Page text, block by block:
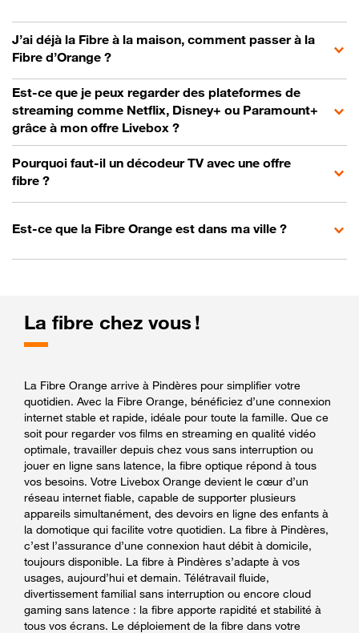
J’ai déjà la Fibre à la maison, comment passer à la
Fibre d’Orange ?
Est-ce que je peux regarder des plateformes de
streaming comme Netflix, Disney+ ou Paramount+
grâce à mon offre Livebox ?
Pourquoi faut-il un décodeur TV avec une offre
fibre ?
Est-ce que la Fibre Orange est dans ma ville ?
La fibre chez vous !
La Fibre Orange arrive à Pindères pour simplifier votre
quotidien. Avec la Fibre Orange, bénéficiez d’une connexion
internet stable et rapide, idéale pour toute la famille. Que ce
soit pour regarder vos films en streaming en qualité vidéo
optimale, travailler depuis chez vous sans interruption ou
jouer en ligne sans latence, la fibre optique répond à tous
vos besoins. Votre Livebox Orange devient le cœur d’un
réseau internet fiable, capable de supporter plusieurs
appareils simultanément, des devoirs en ligne des enfants à
la domotique qui facilite votre quotidien. La fibre à Pindères,
c’est l’assurance d’une connexion haut débit à domicile,
toujours disponible. La fibre à Pindères s’adapte à vos
usages, aujourd’hui et demain. Télétravail fluide,
divertissement familial sans interruption ou encore cloud
gaming sans latence : la fibre apporte rapidité et stabilité à
tous vos écrans. Le déploiement de la fibre dans votre